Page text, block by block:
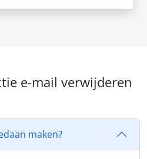
e-mail verwijderen
maken?